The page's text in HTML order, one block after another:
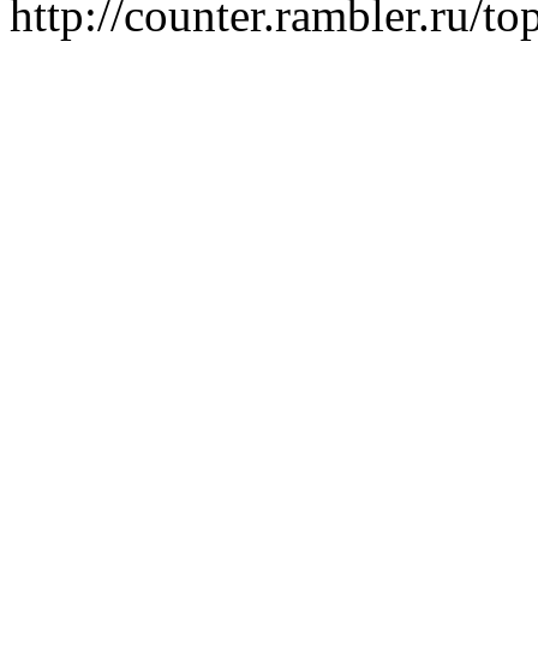
http://counter.rambler.ru/